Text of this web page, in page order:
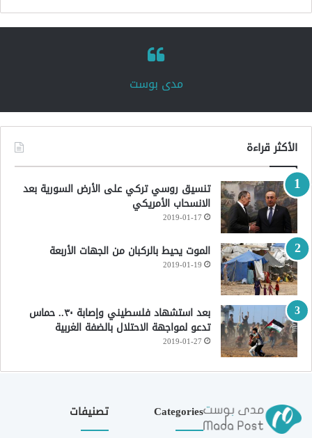
‏مدى بوست‏
الأكثر قراءة
تنسيق روسي تركي على الأرض السورية بعد
الانسحاب الأمريكي
2019-01-17
الموت يحيط بالركبان من الجهات الأربعة
2019-01-19
بعد استشهاد فلسطيني وإصابة ٣٠.. حماس
تدعو لمواجهة الاحتلال بالضفة الغربية
2019-01-27
Categories تصنيفات